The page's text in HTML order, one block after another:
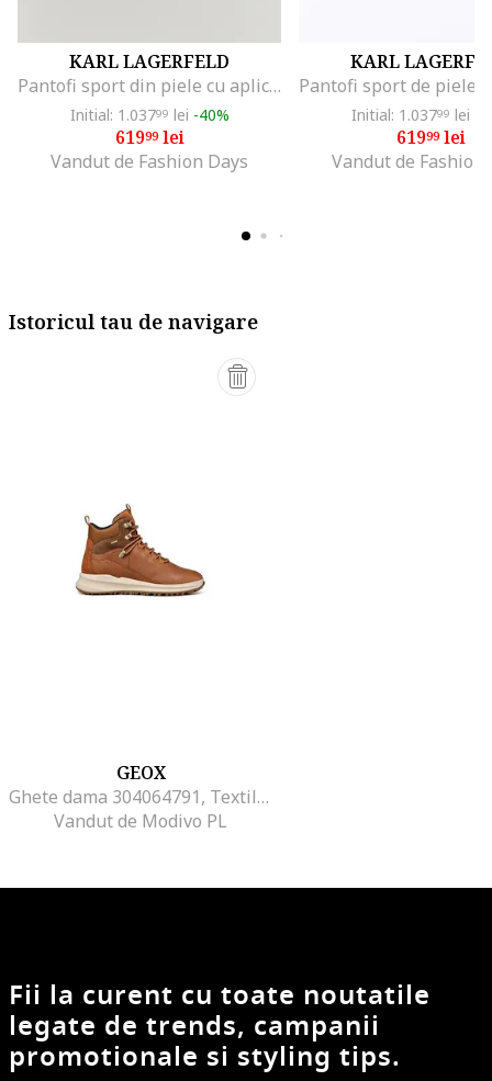
KARL LAGERFELD
Pantofi sport din piele cu aplicatie logo metalica, Negru/Argintiu
Initial: 1.03799 lei -40%
61999lei
Vandut de Fashion Days
KARL
Initial: 1.03799 lei
61999lei
Vandut de Fashion
Istoricul tau de navigare
GEOX
Ghete dama 304064791, Textil, Maro, Maro
Vandut de Modivo PL
Fii la curent cu toate noutatile
legate de trends, campanii
promotionale si styling tips.